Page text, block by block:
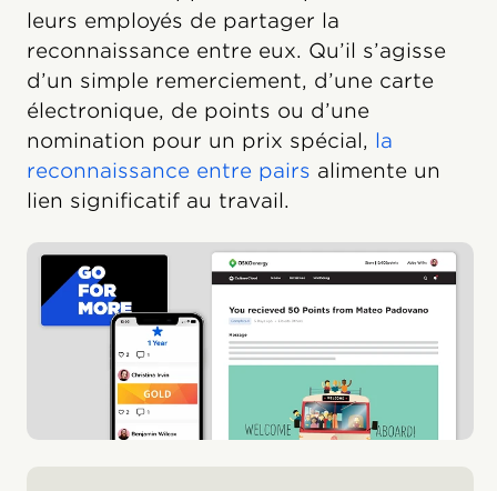
leurs employés de partager la
reconnaissance entre eux. Qu’il s’agisse
d’un simple remerciement, d’une carte
électronique, de points ou d’une
nomination pour un prix spécial, la
reconnaissance entre pairs alimente un
lien significatif au travail.